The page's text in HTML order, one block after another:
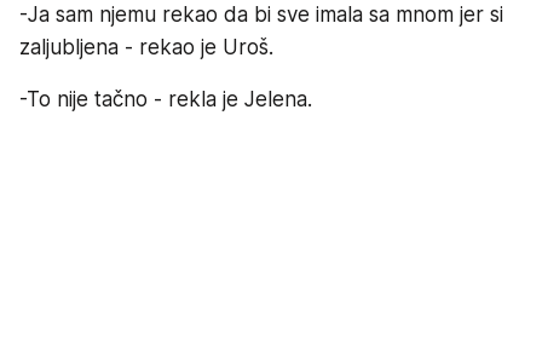
-Ja sam njemu rekao da bi sve imala sa mnom jer si
zaljubljena - rekao je Uroš.
-To nije tačno - rekla je Jelena.